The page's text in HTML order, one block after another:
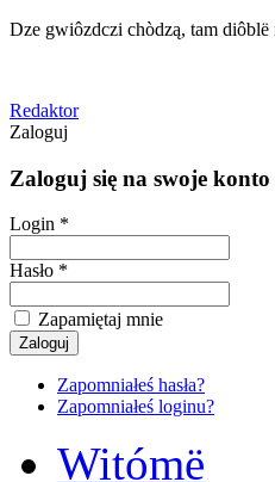
Dze gwiôzdczi chòdzą, tam diôblë
Redaktor
Zaloguj
Zaloguj się na swoje konto
Login *
Hasło *
Zapamiętaj mnie
Zapomniałeś hasła?
Zapomniałeś loginu?
Witómë